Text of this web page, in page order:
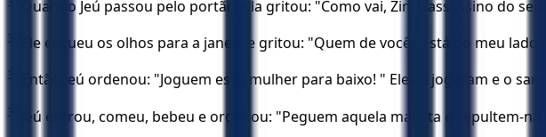
Quando Jeú passou pelo portão, ela gritou: "Como vai, Zinri, assassino do
32 Ele ergueu os olhos para a janela e gritou: "Quem de vocês está do meu
33 Então Jeú ordenou: "Joguem essa mulher para baixo! " Eles a jogaram e o
34 Jeú entrou, comeu, bebeu e ordenou: "Peguem aquela maldita e sepultem-